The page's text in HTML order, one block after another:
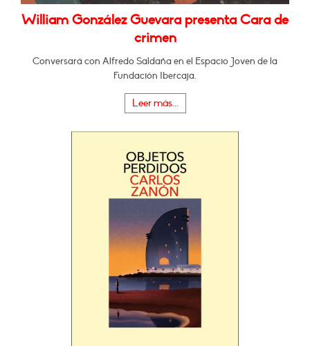
William González Guevara presenta Cara de
crimen
Conversará con Alfredo Saldaña en el Espacio Joven de la
Fundación Ibercaja.
Leer más...